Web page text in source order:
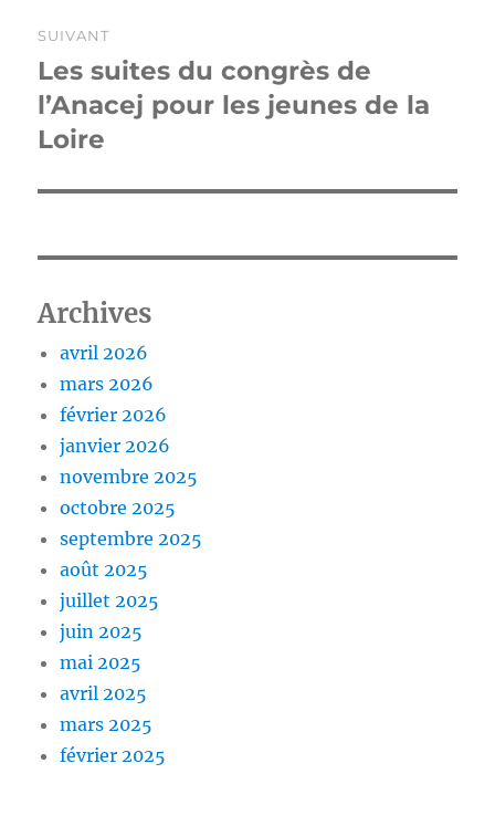
SUIVANT
Publication
suivante :
Les suites du congrès de
l’Anacej pour les jeunes de la
Loire
Archives
avril 2026
mars 2026
février 2026
janvier 2026
novembre 2025
octobre 2025
septembre 2025
août 2025
juillet 2025
juin 2025
mai 2025
avril 2025
mars 2025
février 2025